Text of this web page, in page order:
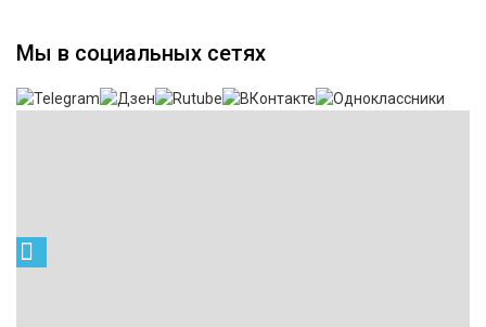
Мы в социальных сетях